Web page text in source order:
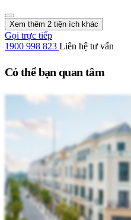
Xem thêm 2 tiện ích khác
Gọi trực tiếp
1900 998 823 Liên hệ tư vấn
Có thể bạn quan tâm